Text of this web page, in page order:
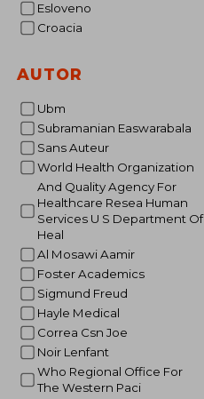
Esloveno
Croacia
AUTOR
Ubm
Subramanian Easwarabala
Sans Auteur
World Health Organization
And Quality Agency For
Healthcare Resea Human
Services U S Department Of
Heal
Al Mosawi Aamir
Foster Academics
Sigmund Freud
Hayle Medical
Correa Csn Joe
Noir Lenfant
Who Regional Office For
The Western Paci